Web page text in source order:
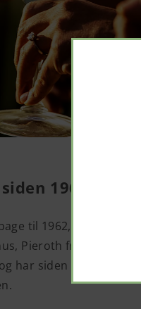
1962
til 1962, hvor
Pieroth fra Tyskland.
har siden forsynet